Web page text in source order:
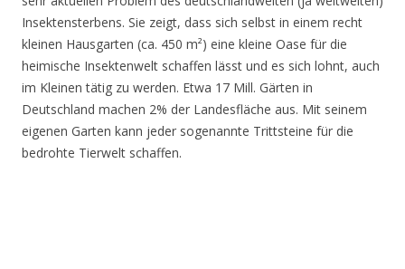
Insektensterbens. Sie zeigt, dass sich selbst in einem recht
kleinen Hausgarten (ca. 450 m²) eine kleine Oase für die
heimische Insektenwelt schaffen lässt und es sich lohnt, auch
im Kleinen tätig zu werden. Etwa 17 Mill. Gärten in
Deutschland machen 2% der Landesfläche aus. Mit seinem
eigenen Garten kann jeder sogenannte Trittsteine für die
bedrohte Tierwelt schaffen.